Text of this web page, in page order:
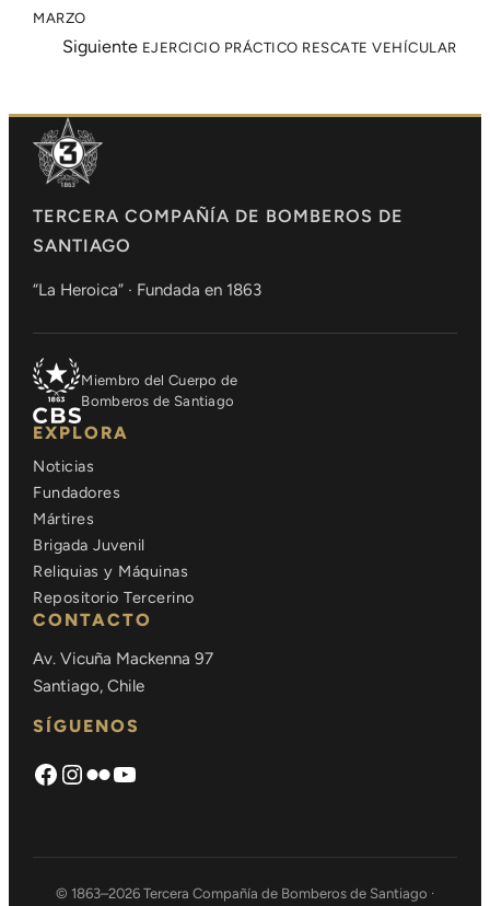
MARZO
Siguiente EJERCICIO PRÁCTICO RESCATE VEHÍCULAR
TERCERA COMPAÑÍA DE BOMBEROS DE
SANTIAGO
“La Heroica” · Fundada en 1863
Miembro del Cuerpo de
Bomberos de Santiago
EXPLORA
Noticias
Fundadores
Mártires
Brigada Juvenil
Reliquias y Máquinas
Repositorio Tercerino
CONTACTO
Av. Vicuña Mackenna 97
Santiago, Chile
SÍGUENOS
Facebook
Instagram
Flickrhttps://www.youtube.com/
© 1863–2026 Tercera Compañía de Bomberos de Santiago ·